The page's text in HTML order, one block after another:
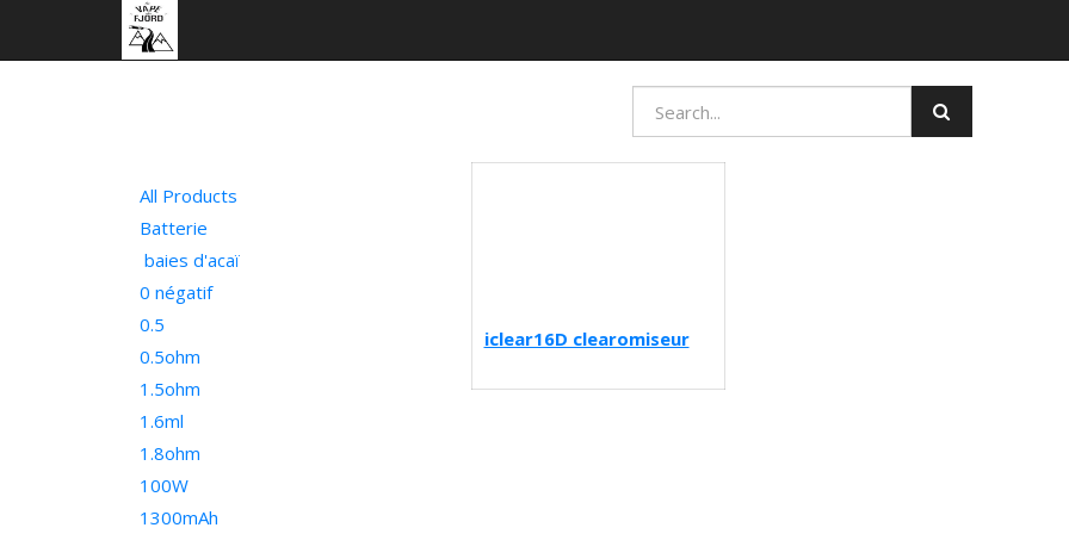
All Products
Batterie
baies d'acaï
0 négatif
0.5
0.5ohm
1.5ohm
1.6ml
1.8ohm
100W
1300mAh
iclear16D clearomiseur